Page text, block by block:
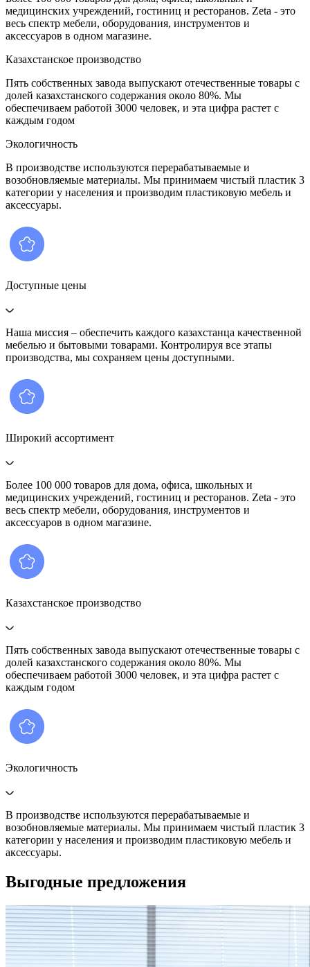
медицинских учреждений, гостиниц и ресторанов. Zeta - это
весь спектр мебели, оборудования, инструментов и
аксессуаров в одном магазине.
Казахстанское производство
Пять собственных завода выпускают отечественные товары с
долей казахстанского содержания около 80%. Мы
обеспечиваем работой 3000 человек, и эта цифра растет с
каждым годом
Экологичность
В производстве используются перерабатываемые и
возобновляемые материалы. Мы принимаем чистый пластик 3
категории у населения и производим пластиковую мебель и
аксессуары.
Доступные цены
Наша миссия – обеспечить каждого казахстанца качественной
мебелью и бытовыми товарами. Контролируя все этапы
производства, мы сохраняем цены доступными.
Широкий ассортимент
Более 100 000 товаров для дома, офиса, школьных и
медицинских учреждений, гостиниц и ресторанов. Zeta - это
весь спектр мебели, оборудования, инструментов и
аксессуаров в одном магазине.
Казахстанское производство
Пять собственных завода выпускают отечественные товары с
долей казахстанского содержания около 80%. Мы
обеспечиваем работой 3000 человек, и эта цифра растет с
каждым годом
Экологичность
В производстве используются перерабатываемые и
возобновляемые материалы. Мы принимаем чистый пластик 3
категории у населения и производим пластиковую мебель и
аксессуары.
Выгодные предложения